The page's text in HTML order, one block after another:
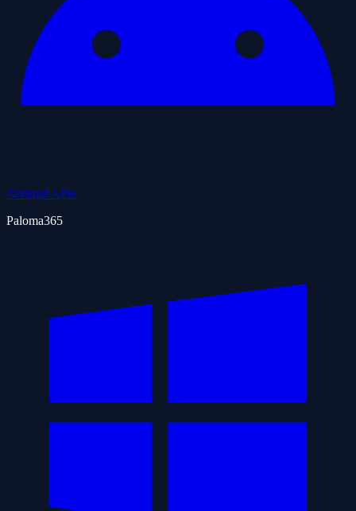
Android APK
Paloma365